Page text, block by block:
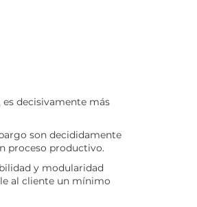
decisivamente más
son decididamente
proceso productivo.
y modularidad
al cliente un mínimo